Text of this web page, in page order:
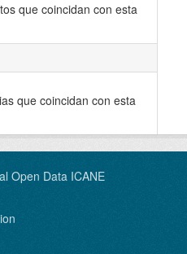
que coincidan con esta
que coincidan con esta
Open Data ICANE